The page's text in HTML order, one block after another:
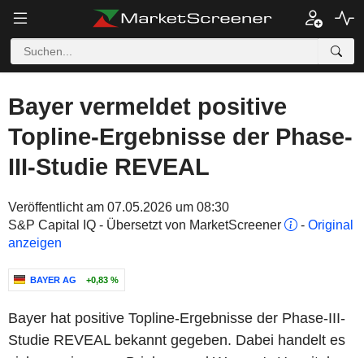
Bayer vermeldet positive
Topline-Ergebnisse der Phase-
III-Studie REVEAL
Veröffentlicht am 07.05.2026 um 08:30
S&P Capital IQ - Übersetzt von MarketScreener
- Original
anzeigen
BAYER AG +0,83 %
Bayer hat positive Topline-Ergebnisse der Phase-III-
Studie REVEAL bekannt gegeben. Dabei handelt es